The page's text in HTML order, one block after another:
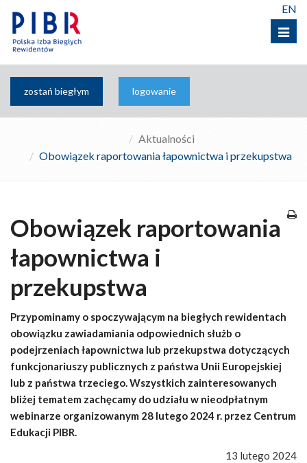
Menu
EN
zostań biegłym logowanie
Aktualności
Obowiązek raportowania łapownictwa i przekupstwa
Obowiązek raportowania
łapownictwa i
przekupstwa
Przypominamy o spoczywającym na biegłych rewidentach
obowiązku zawiadamiania odpowiednich służb o
podejrzeniach łapownictwa lub przekupstwa dotyczących
funkcjonariuszy publicznych z państwa Unii Europejskiej
lub z państwa trzeciego. Wszystkich zainteresowanych
bliżej tematem zachęcamy do udziału w nieodpłatnym
webinarze organizowanym 28 lutego 2024 r. przez Centrum
Edukacji PIBR.
13 lutego 2024